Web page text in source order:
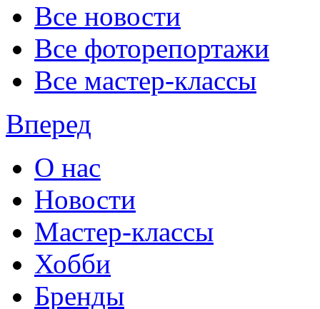
Все новости
Все фоторепортажи
Все мастер-классы
Вперед
О нас
Новости
Мастер-классы
Хобби
Бренды